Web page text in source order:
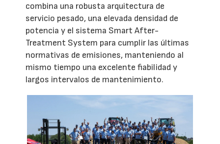
combina una robusta arquitectura de
servicio pesado, una elevada densidad de
potencia y el sistema Smart After-
Treatment System para cumplir las últimas
normativas de emisiones, manteniendo al
mismo tiempo una excelente fiabilidad y
largos intervalos de mantenimiento.